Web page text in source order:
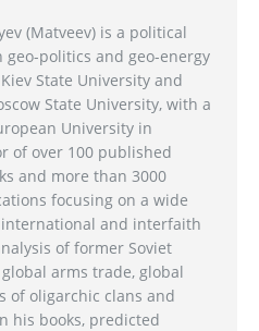
(Matveev) is a political
geo-politics and geo-energy
State University and
State University, with a
University in
of over 100 published
and more than 3000
focusing on a wide
and interfaith
of former Soviet
global arms trade, global
of oligarchic clans and
his books, predicted